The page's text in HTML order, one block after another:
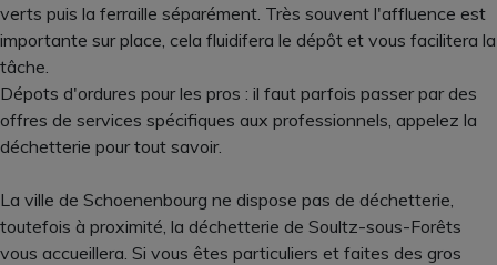
verts puis la ferraille séparément. Très souvent l'affluence est
importante sur place, cela fluidifera le dépôt et vous facilitera la
tâche.
Dépots d'ordures pour les pros : il faut parfois passer par des
offres de services spécifiques aux professionnels, appelez la
déchetterie pour tout savoir.
La ville de Schoenenbourg ne dispose pas de déchetterie,
toutefois à proximité, la déchetterie de Soultz-sous-Forêts
vous accueillera. Si vous êtes particuliers et faites des gros